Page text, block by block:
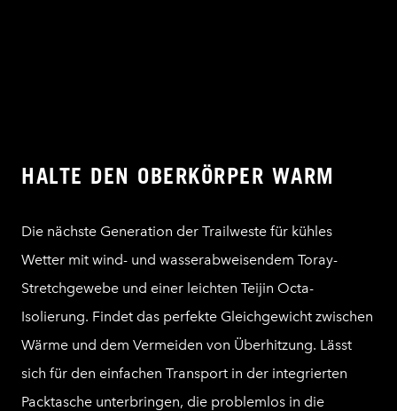
HALTE DEN OBERKÖRPER WARM
Die nächste Generation der Trailweste für kühles
Wetter mit wind- und wasserabweisendem Toray-
Stretchgewebe und einer leichten Teijin Octa-
Isolierung. Findet das perfekte Gleichgewicht zwischen
Wärme und dem Vermeiden von Überhitzung. Lässt
sich für den einfachen Transport in der integrierten
Packtasche unterbringen, die problemlos in die